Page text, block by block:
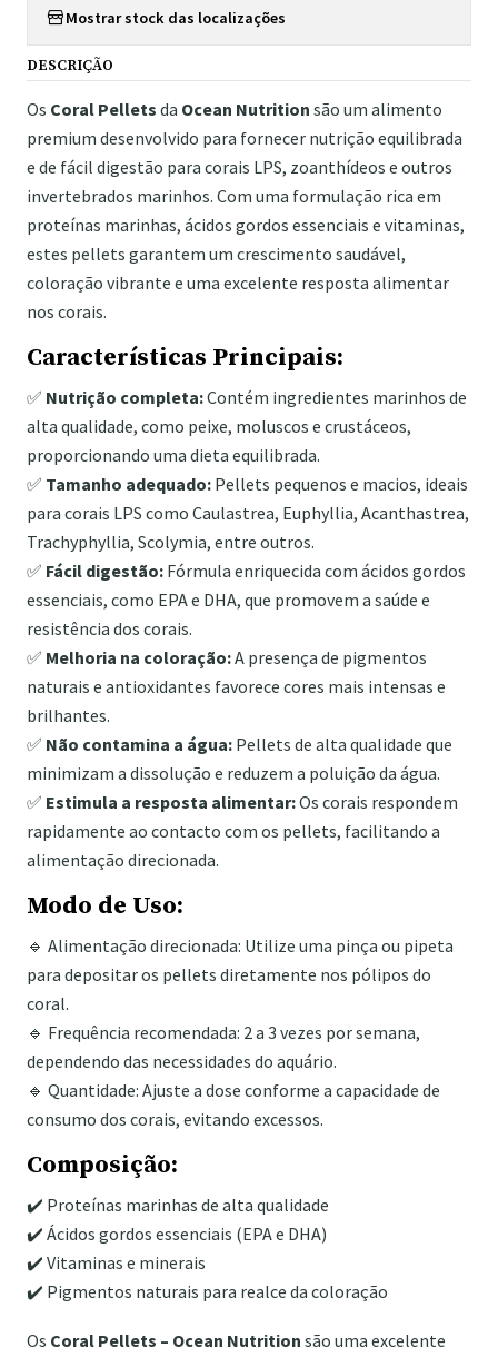
Mostrar stock das localizações
DESCRIÇÃO
Os Coral Pellets da Ocean Nutrition são um alimento
premium desenvolvido para fornecer nutrição equilibrada
e de fácil digestão para corais LPS, zoanthídeos e outros
invertebrados marinhos. Com uma formulação rica em
proteínas marinhas, ácidos gordos essenciais e vitaminas,
estes pellets garantem um crescimento saudável,
coloração vibrante e uma excelente resposta alimentar
nos corais.
Características Principais:
✅ Nutrição completa:Contém ingredientes marinhos de
alta qualidade, como peixe, moluscos e crustáceos,
proporcionando uma dieta equilibrada.
✅ Tamanho adequado: Pellets pequenos e macios, ideais
para corais LPS como Caulastrea, Euphyllia, Acanthastrea,
Trachyphyllia, Scolymia, entre outros.
✅ Fácil digestão: Fórmula enriquecida com ácidos gordos
essenciais, como EPA e DHA, que promovem a saúde e
resistência dos corais.
✅ Melhoria na coloração:A presença de pigmentos
naturais e antioxidantes favorece cores mais intensas e
brilhantes.
✅ Não contamina a água: Pellets de alta qualidade que
minimizam a dissolução e reduzem a poluição da água.
✅ Estimula a resposta alimentar:Os corais respondem
rapidamente ao contacto com os pellets, facilitando a
alimentação direcionada.
Modo de Uso:
🔹 Alimentação direcionada: Utilize uma pinça ou pipeta
para depositar os pellets diretamente nos pólipos do
coral.
🔹 Frequência recomendada: 2 a 3 vezes por semana,
dependendo das necessidades do aquário.
🔹 Quantidade: Ajuste a dose conforme a capacidade de
consumo dos corais, evitando excessos.
Composição:
✔️ Proteínas marinhas de alta qualidade
✔️ Ácidos gordos essenciais (EPA e DHA)
✔️ Vitaminas e minerais
✔️ Pigmentos naturais para realce da coloração
Os Coral Pellets – Ocean Nutrition são uma excelente